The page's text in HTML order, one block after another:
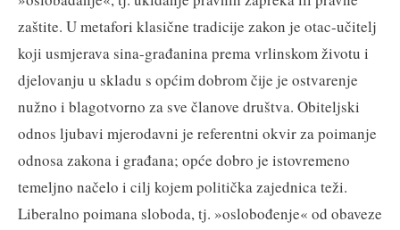
zaštite. U metafori klasične tradicije zakon je otac-učitelj
koji usmjerava sina-građanina prema vrlinskom životu i
djelovanju u skladu s općim dobrom čije je ostvarenje
nužno i blagotvorno za sve članove društva. Obiteljski
odnos ljubavi mjerodavni je referentni okvir za poimanje
odnosa zakona i građana; opće dobro je istovremeno
temeljno načelo i cilj kojem politička zajednica teži.
Liberalno poimana sloboda, tj. »oslobođenje« od obaveze